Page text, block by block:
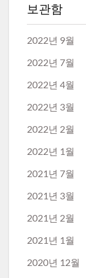
보관함
2022년 9월
2022년 7월
2022년 4월
2022년 3월
2022년 2월
2022년 1월
2021년 7월
2021년 3월
2021년 2월
2021년 1월
2020년 12월